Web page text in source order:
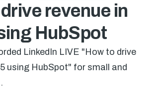
revenue in
HubSpot
LinkedIn LIVE "How to drive
using HubSpot" for small and